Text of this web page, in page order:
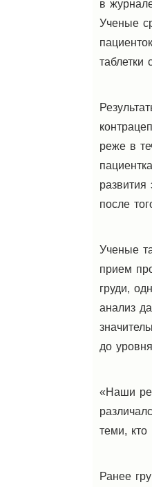
в
Ученые
таблетки
реже в
после
Ученые
прием
груди,
анализ
до
«Наши
теми,
Ранее